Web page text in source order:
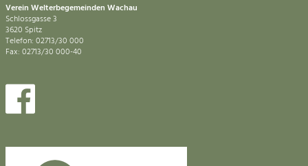
Verein Welterbegemeinden Wachau
Schlossgasse 3
3620 Spitz
Telefon: 02713/30 000
Fax: 02713/30 000-40